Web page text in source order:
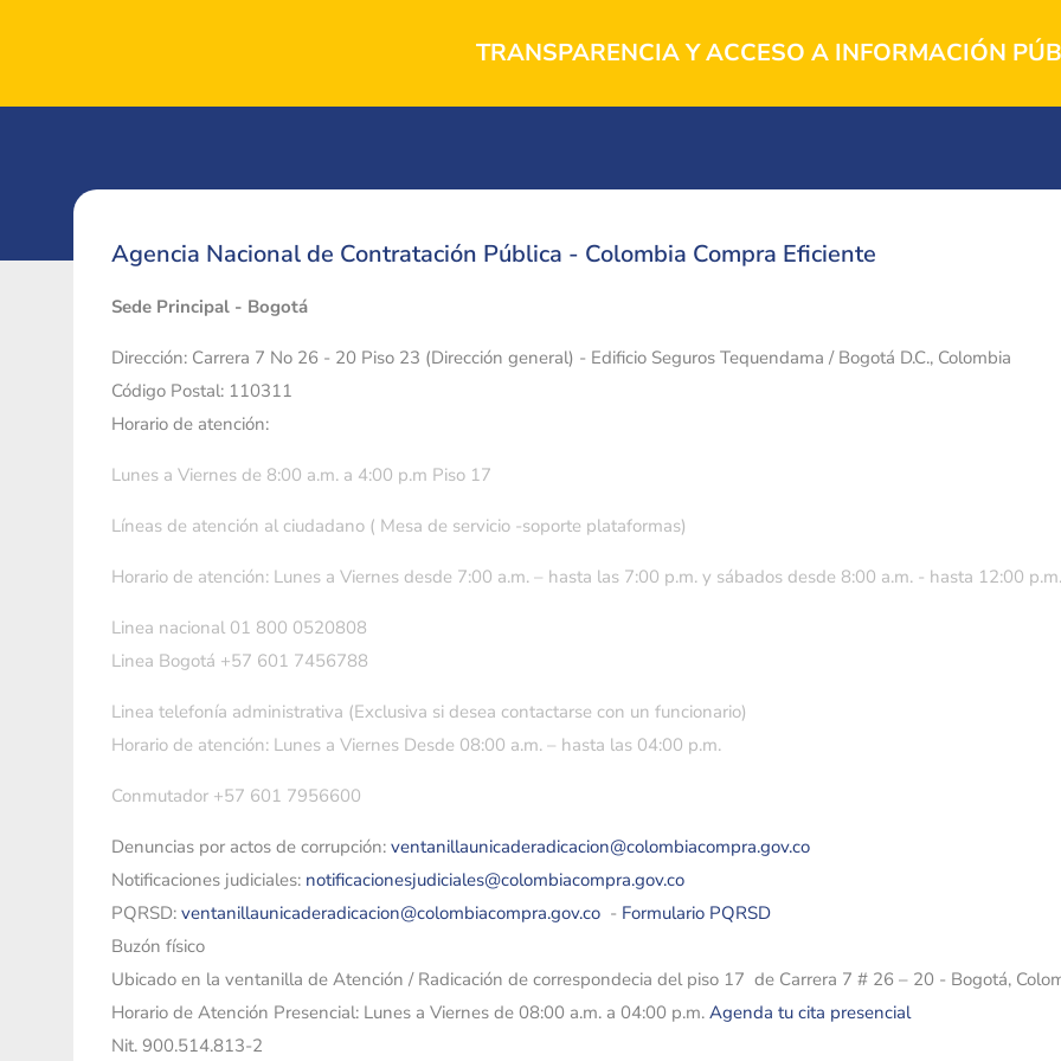
TRANSPARENCIA Y ACCESO A INFORMACIÓN
Agencia Nacional de Contratación Pública - Colombia Compra Eficiente
Sede Principal - Bogotá
Dirección: Carrera 7 No 26 - 20 Piso 23 (Dirección general) - Edificio Seguros Tequendama / Bogotá D.C., Colombia
Código Postal: 110311
Horario de atención:
Lunes a Viernes de 8:00 a.m. a 4:00 p.m Piso 17
Líneas de atención al ciudadano ( Mesa de servicio -soporte plataformas)
Horario de atención: Lunes a Viernes desde 7:00 a.m. – hasta las 7:00 p.m. y sábados desde 8:00 a.m. - hasta 12:00 p.m.
Linea nacional 01 800 0520808
Linea Bogotá +57 601 7456788
Linea telefonía administrativa (Exclusiva si desea contactarse con un funcionario)
Horario de atención: Lunes a Viernes Desde 08:00 a.m. – hasta las 04:00 p.m.
Conmutador +57 601 7956600
Denuncias por actos de corrupción: ventanillaunicaderadicacion@colombiacompra.gov.co
Notificaciones judiciales: notificacionesjudiciales@colombiacompra.gov.co
PQRSD: ventanillaunicaderadicacion@colombiacompra.gov.co - Formulario PQRSD
Buzón físico
Ubicado en la ventanilla de Atención / Radicación de correspondecia del piso 17 de Carrera 7 # 26 – 20 - Bogotá,
Horario de Atención Presencial: Lunes a Viernes de 08:00 a.m. a 04:00 p.m. Agenda tu cita presencial
Nit. 900.514.813-2